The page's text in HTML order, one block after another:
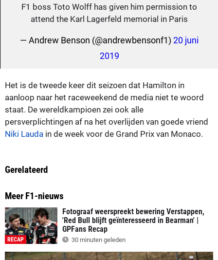
F1 boss Toto Wolff has given him permission to
attend the Karl Lagerfeld memorial in Paris
— Andrew Benson (@andrewbensonf1) 20 juni
2019
Het is de tweede keer dit seizoen dat Hamilton in
aanloop naar het raceweekend de media niet te woord
staat. De wereldkampioen zei ook alle
persverplichtingen af na het overlijden van goede vriend
Niki Lauda in de week voor de Grand Prix van Monaco.
Gerelateerd
Meer F1-nieuws
RECAP
Fotograaf weerspreekt bewering Verstappen,
'Red Bull blijft geïnteresseerd in Bearman' |
GPFans Recap
30 minuten geleden